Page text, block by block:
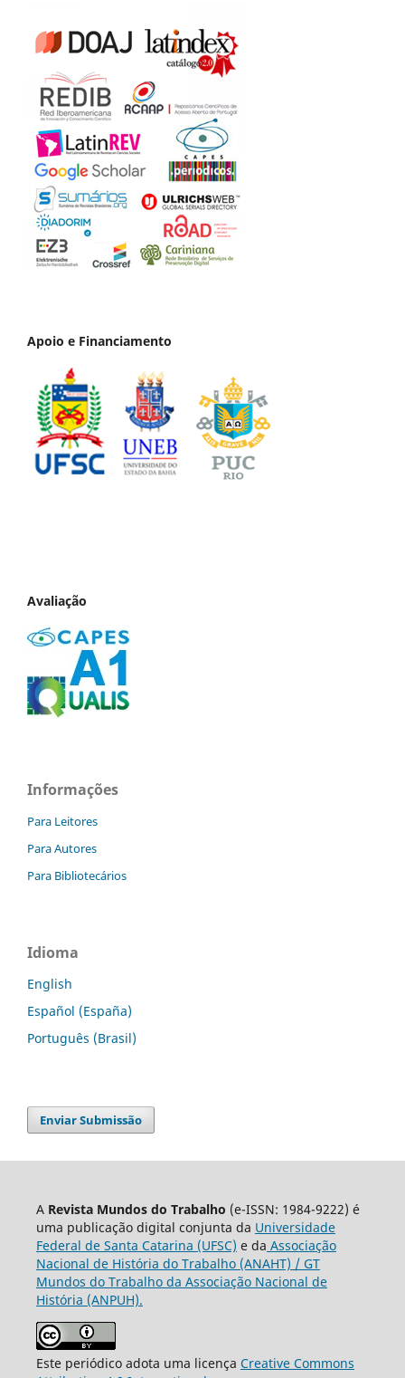
Apoio e Financiamento
Avaliação
Informações
Para Leitores
Para Autores
Para Bibliotecários
Idioma
English
Español (España)
Português (Brasil)
Enviar Submissão
A Revista Mundos do Trabalho (e-ISSN: 1984-9222) é
uma publicação digital conjunta da Universidade
Federal de Santa Catarina (UFSC) e da Associação
Nacional de História do Trabalho (ANAHT) / GT
Mundos do Trabalho da Associação Nacional de
História (ANPUH).
Este periódico adota uma licença Creative Commons